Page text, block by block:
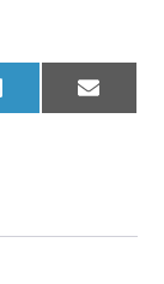
LinkedIn Email